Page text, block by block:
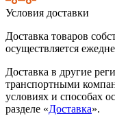
Условия доставки
Доставка товаров
осуществляется
Доставка в другие
транспортными
условиях и способах
разделе «Доставка».